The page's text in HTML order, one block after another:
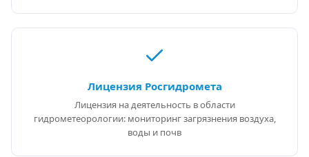
Лицензия Росгидромета
Лицензия на деятельность в области
гидрометеорологии: мониторинг загрязнения воздуха,
воды и почв